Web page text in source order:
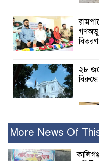
বিতরণ
২৮
More News Of